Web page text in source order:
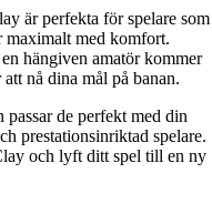
är perfekta för spelare som
maximalt med komfort.
hängiven amatör kommer
nå dina mål på banan.
de perfekt med din
prestationsinriktad spelare.
och lyft ditt spel till en ny